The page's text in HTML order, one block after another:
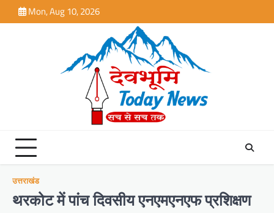
to
Mon, Aug 10, 2026
उत्तराखंड
थरकोट में पांच दिवसीय एनएमएनएफ प्रशिक्षण